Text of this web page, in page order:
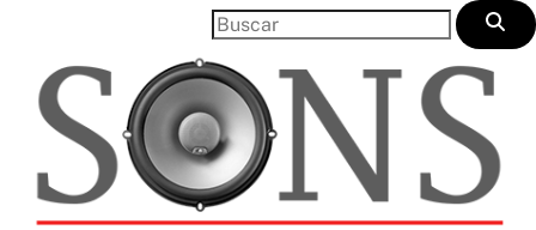
content